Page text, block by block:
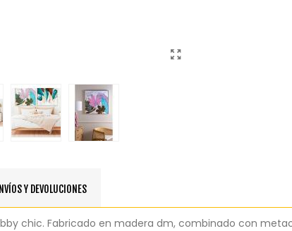
Y DEVOLUCIONES
chic. Fabricado en madera dm, combinado con